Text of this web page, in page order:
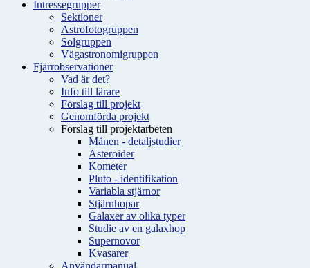
Intressegrupper
Sektioner
Astrofotogruppen
Solgruppen
Vägastronomigruppen
Fjärrobservationer
Vad är det?
Info till lärare
Förslag till projekt
Genomförda projekt
Förslag till projektarbeten
Månen - detaljstudier
Asteroider
Kometer
Pluto - identifikation
Variabla stjärnor
Stjärnhopar
Galaxer av olika typer
Studie av en galaxhop
Supernovor
Kvasarer
Användarmanual